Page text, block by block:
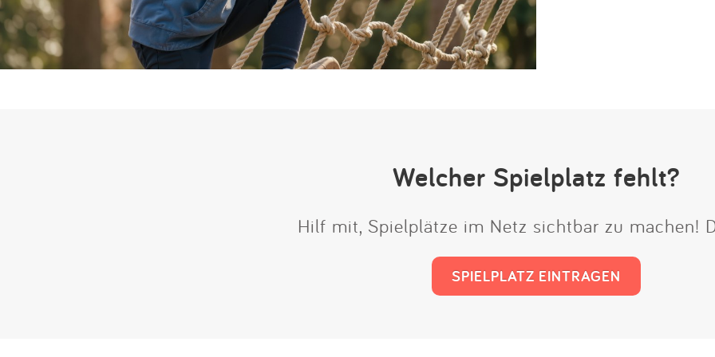
Welcher Spielplatz fehlt?
Hilf mit, Spielplätze im Netz sichtbar zu machen!
SPIELPLATZ EINTRAGEN